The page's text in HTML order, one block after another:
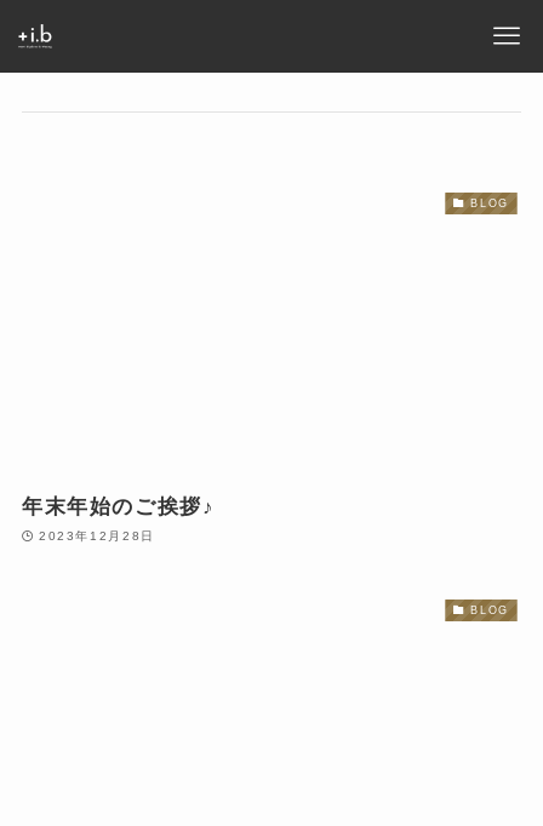
BLOG
年末年始のご挨拶♪
2023年12月28日
BLOG